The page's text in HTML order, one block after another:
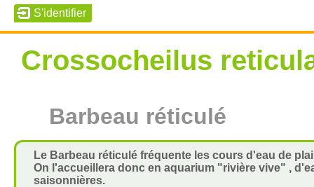
Crossocheilus
Barbeau réticulé
Le Barbeau réticulé fréquente les cours d'eau de
On l'accueillera donc en aquarium "rivière vive" ,
saisonnières.